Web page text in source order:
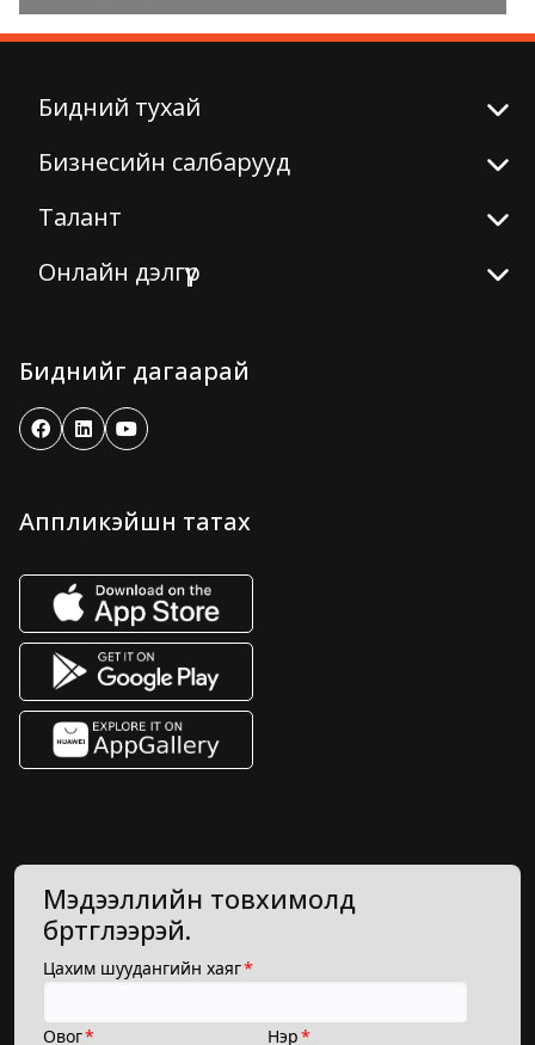
Бидний тухай
Бизнесийн салбарууд
Талант
Онлайн дэлгүүр
Биднийг дагаарай
Аппликэйшн татах
Мэдээллийн товхимолд
бүртгүүлээрэй.